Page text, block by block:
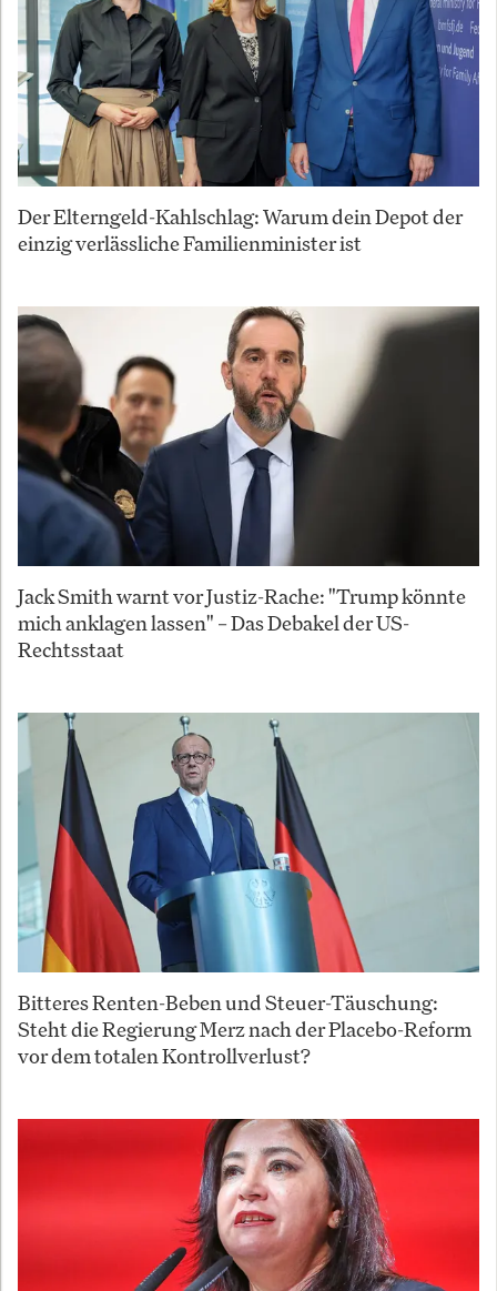
Der Elterngeld-Kahlschlag: Warum dein Depot der
einzig verlässliche Familienminister ist
Jack Smith warnt vor Justiz-Rache: "Trump könnte
mich anklagen lassen" – Das Debakel der US-
Rechtsstaat
Bitteres Renten-Beben und Steuer-Täuschung:
Steht die Regierung Merz nach der Placebo-Reform
vor dem totalen Kontrollverlust?